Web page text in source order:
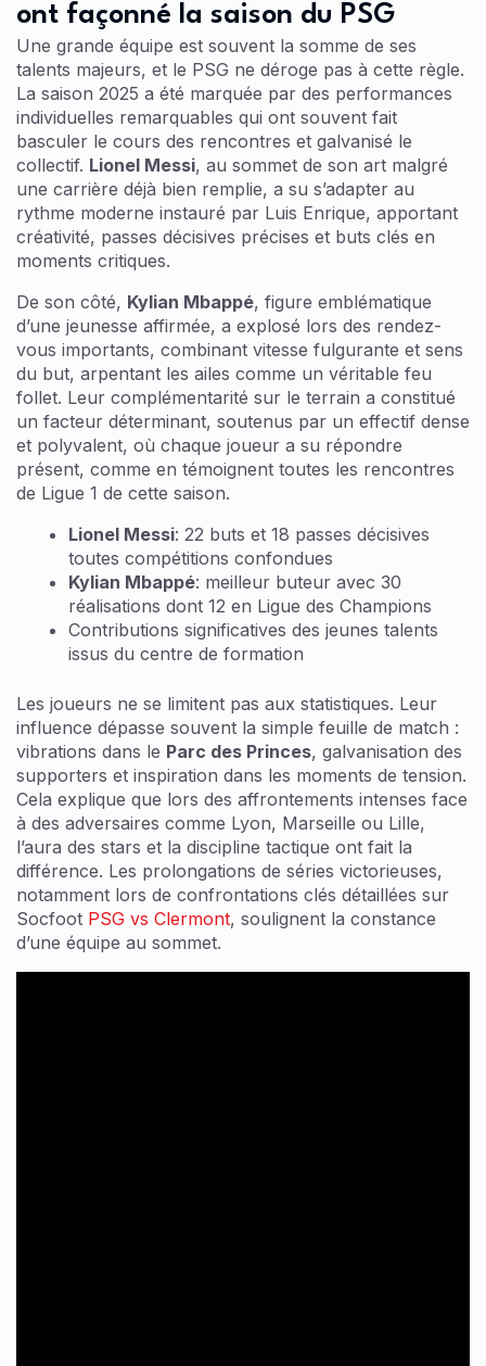
ont façonné la saison du PSG
Une grande équipe est souvent la somme de ses
talents majeurs, et le PSG ne déroge pas à cette règle.
La saison 2025 a été marquée par des performances
individuelles remarquables qui ont souvent fait
basculer le cours des rencontres et galvanisé le
collectif. Lionel Messi, au sommet de son art malgré
une carrière déjà bien remplie, a su s’adapter au
rythme moderne instauré par Luis Enrique, apportant
créativité, passes décisives précises et buts clés en
moments critiques.
De son côté, Kylian Mbappé, figure emblématique
d’une jeunesse affirmée, a explosé lors des rendez-
vous importants, combinant vitesse fulgurante et sens
du but, arpentant les ailes comme un véritable feu
follet. Leur complémentarité sur le terrain a constitué
un facteur déterminant, soutenus par un effectif dense
et polyvalent, où chaque joueur a su répondre
présent, comme en témoignent toutes les rencontres
de Ligue 1 de cette saison.
Lionel Messi: 22 buts et 18 passes décisives
toutes compétitions confondues
Kylian Mbappé: meilleur buteur avec 30
réalisations dont 12 en Ligue des Champions
Contributions significatives des jeunes talents
issus du centre de formation
Les joueurs ne se limitent pas aux statistiques. Leur
influence dépasse souvent la simple feuille de match :
vibrations dans le Parc des Princes, galvanisation des
supporters et inspiration dans les moments de tension.
Cela explique que lors des affrontements intenses face
à des adversaires comme Lyon, Marseille ou Lille,
l’aura des stars et la discipline tactique ont fait la
différence. Les prolongations de séries victorieuses,
notamment lors de confrontations clés détaillées sur
Socfoot PSG vs Clermont, soulignent la constance
d’une équipe au sommet.